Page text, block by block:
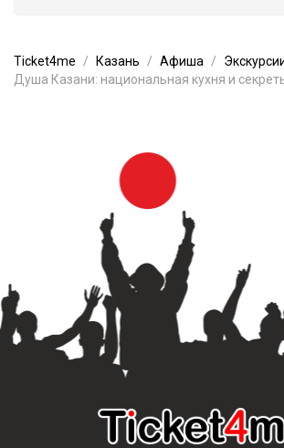
Ticket4me Казань Афиша
Душа Казани: национальная кухня и